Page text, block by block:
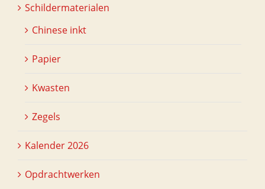
Schildermaterialen
Chinese inkt
Papier
Kwasten
Zegels
Kalender 2026
Opdrachtwerken